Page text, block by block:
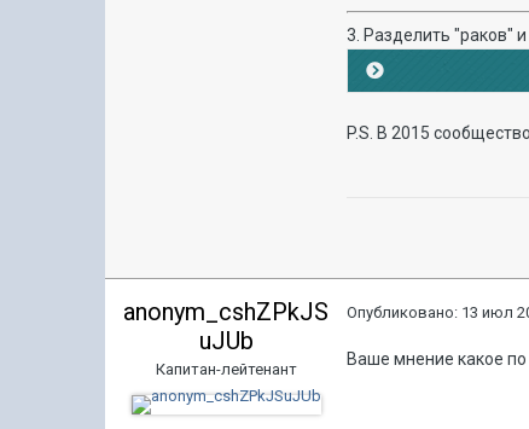
3. Разделить "раков"
P.S. В 2015
anonym_cshZPkJS
uJUb
Капитан-лейтенант
Опубликовано: 13 июл
Ваше мнение какое